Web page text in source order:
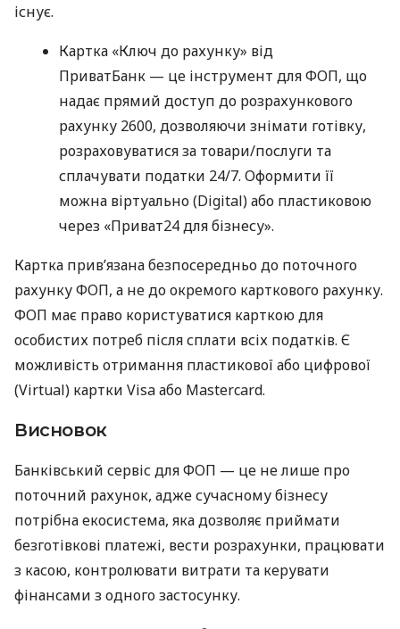
існує.
Картка «Ключ до рахунку» від
ПриватБанк — це інструмент для ФОП, що
надає прямий доступ до розрахункового
рахунку 2600, дозволяючи знімати готівку,
розраховуватися за товари/послуги та
сплачувати податки 24/7. Оформити її
можна віртуально (Digital) або пластиковою
через «Приват24 для бізнесу».
Картка прив’язана безпосередньо до поточного
рахунку ФОП, а не до окремого карткового рахунку.
ФОП має право користуватися карткою для
особистих потреб після сплати всіх податків. Є
можливість отримання пластикової або цифрової
(Virtual) картки Visa або Mastercard.
Висновок
Банківський сервіс для ФОП — це не лише про
поточний рахунок, адже сучасному бізнесу
потрібна екосистема, яка дозволяє приймати
безготівкові платежі, вести розрахунки, працювати
з касою, контролювати витрати та керувати
фінансами з одного застосунку.